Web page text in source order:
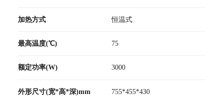
加热方式 恒温式
最高温度(℃) 75
额定功率(W) 3000
外形尺寸(宽*高*深)mm 755*455*430